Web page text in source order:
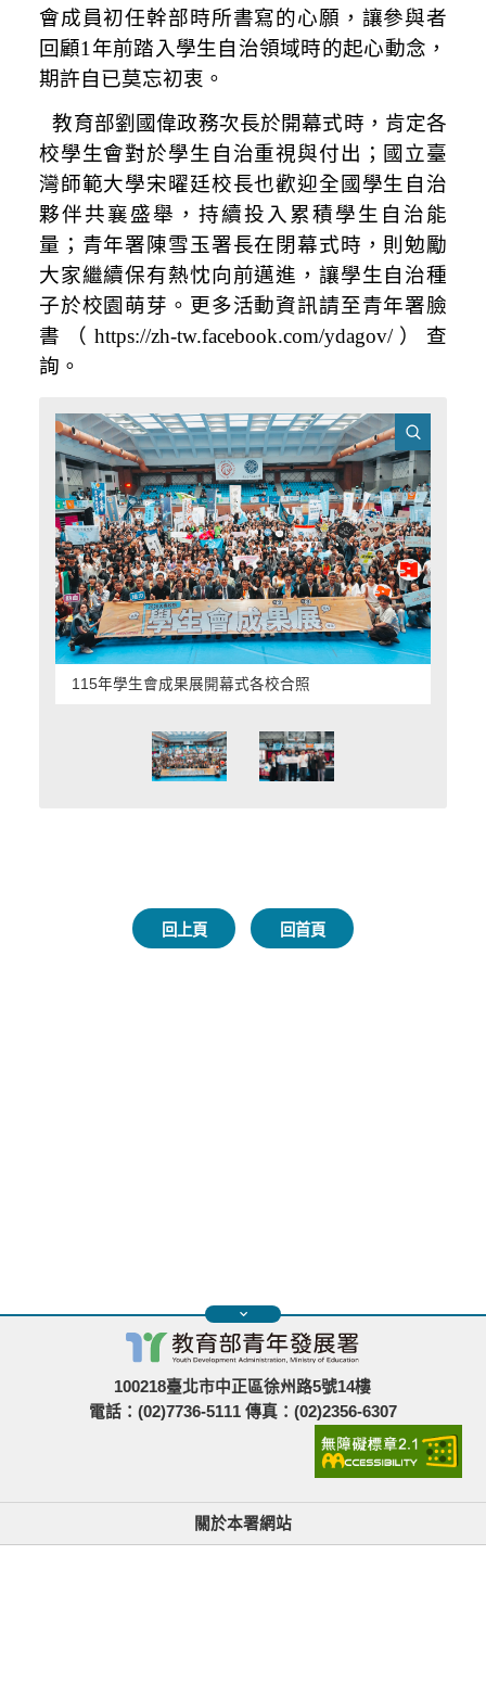
會成員初任幹部時所書寫的心願，讓參與者
回顧1 年前踏入學生自治領域時的起心動念，
期許自已莫忘初衷。
教育部劉國偉政務次長於開幕式時，肯定各
校學生會對於學生自治重視與付出；國立臺
灣師範大學宋曜廷校長也歡迎全國學生自治
夥伴共襄盛舉，持續投入累積學生自治能
量；青年署陳雪玉署長在閉幕式時，則勉勵
大家繼續保有熱忱向前邁進，讓學生自治種
子於校園萌芽。更多活動資訊請至青年署臉
書（https://zh-tw.facebook.com/ydagov/）查
詢。
115年學生會成果展開幕式各校合照
回上頁 回首頁
100218臺北市中正區徐州路5號14樓
電話：(02)7736-5111 傳真：(02)2356-6307
關於本署網站